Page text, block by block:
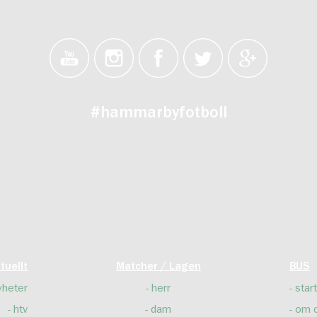
#hammarbyfotboll
htv
Matcher / Lagen
herr
dam
BUS
start
om